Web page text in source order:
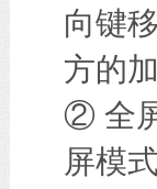
向键
方的
② 全
屏模